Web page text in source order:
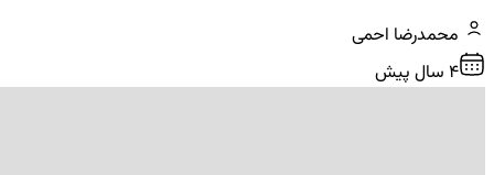
محمدرضا احمی
4 سال پیش